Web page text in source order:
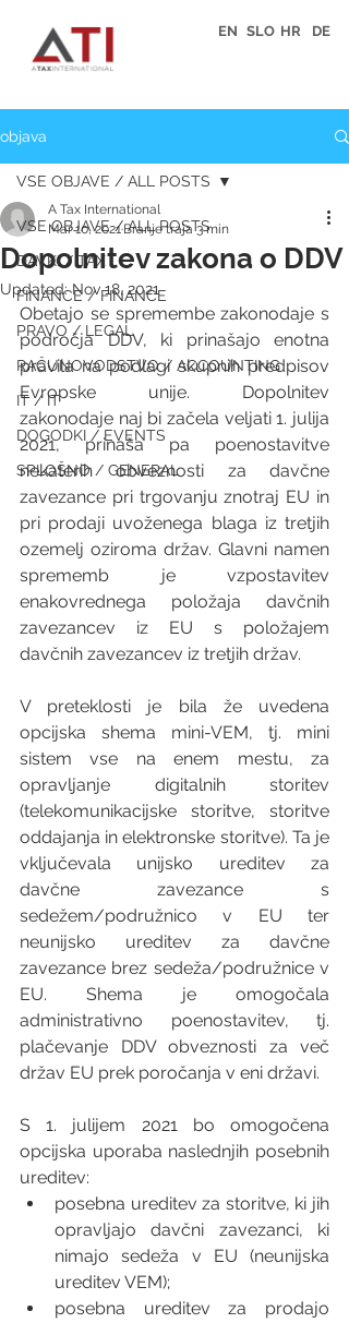
EN SLO HR DE
objava
VSE OBJAVE / ALL POSTS
DAVKI / TAX
FINANCE / FINANCE
PRAVO / LEGAL
RAČUNOVODSTVO / ACCOUNTING
IT / IT
DOGODKI / EVENTS
SPLOŠNO / GENERAL
VSE OBJAVE / ALL POSTS
Dopolnitev zakona o DDV
A Tax International
Mar 10, 2021 Branje traja 3 min
Updated:Nov 18, 2021
Obetajo se spremembe zakonodaje s
področja DDV, ki prinašajo enotna
pravila na podlagi skupnih predpisov
Evropske unije. Dopolnitev
zakonodaje naj bi začela veljati 1. julija
2021, prinaša pa poenostavitve
nekaterih obveznosti za davčne
zavezance pri trgovanju znotraj EU in
pri prodaji uvoženega blaga iz tretjih
ozemelj oziroma držav. Glavni namen
sprememb je vzpostavitev
enakovrednega položaja davčnih
zavezancev iz EU s položajem
davčnih zavezancev iz tretjih držav.
V preteklosti je bila že uvedena
opcijska shema mini-VEM, tj. mini
sistem vse na enem mestu, za
opravljanje digitalnih storitev
(telekomunikacijske storitve, storitve
oddajanja in elektronske storitve). Ta je
vključevala unijsko ureditev za
davčne zavezance s
sedežem/podružnico v EU ter
neunijsko ureditev za davčne
zavezance brez sedeža/podružnice v
EU. Shema je omogočala
administrativno poenostavitev, tj.
plačevanje DDV obveznosti za več
držav EU prek poročanja v eni državi.
S 1. julijem 2021 bo omogočena
opcijska uporaba naslednjih posebnih
ureditev:
posebna ureditev za storitve, ki jih
opravljajo davčni zavezanci, ki
nimajo sedeža v EU (neunijska
ureditev VEM);
posebna ureditev za prodajo